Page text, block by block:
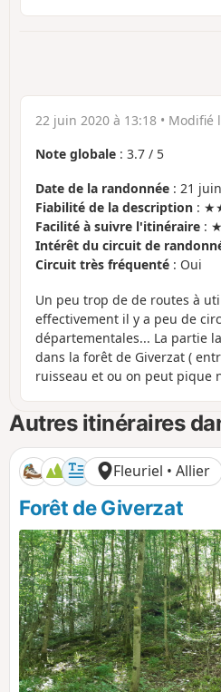
22 juin 2020 à 13:18 • Modifié
Note globale : 3.7 / 5
Date de la randonnée : 21
Fiabilité de la description :
Facilité à suivre l'itinéraire :
Intérêt du circuit de
Circuit très fréquenté : Oui
Un peu trop de de routes à
effectivement il y a peu de
départementales... La partie
dans la forêt de Giverzat (
ruisseau et ou on peut pique
Autres itinéraires
Fleuriel • Allier
Forêt de Giverzat